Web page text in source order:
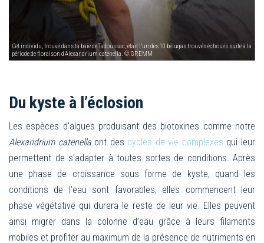
Cet individu, trouvé dans la baie de Tadoussac, était l’un des 10 bélugas trouvés échoués suite à la
période de floraison d’Alexandrium catenella. © GREMM
Du kyste à l’éclosion
Les espèces d’algues produisant des biotoxines comme notre
Alexandrium catenellaont des cycles de vie complexes qui leur
permettent de s’adapter à toutes sortes de conditions. Après
une phase de croissance sous forme de kyste, quand les
conditions de l’eau sont favorables, elles commencent leur
phase végétative qui durera le reste de leur vie. Elles peuvent
ainsi migrer dans la colonne d’eau grâce à leurs filaments
mobiles et profiter au maximum de la présence de nutriments en